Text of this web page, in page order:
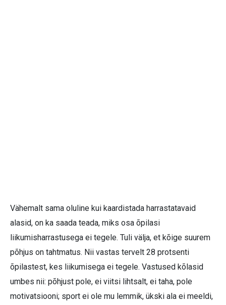
Vähemalt sama oluline kui kaardistada harrastatavaid
alasid, on ka saada teada, miks osa õpilasi
liikumisharrastusega ei tegele. Tuli välja, et kõige suurem
põhjus on tahtmatus. Nii vastas tervelt 28 protsenti
õpilastest, kes liikumisega ei tegele. Vastused kõlasid
umbes nii: põhjust pole, ei viitsi lihtsalt, ei taha, pole
motivatsiooni; sport ei ole mu lemmik, ükski ala ei meeldi,